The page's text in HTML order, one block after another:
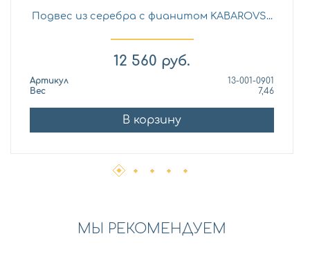
Подвес из серебра с фианитом KABAROVS...
12 560 руб.
Артикул
13-001-0901
Вес
7,46
В корзину
МЫ РЕКОМЕНДУЕМ